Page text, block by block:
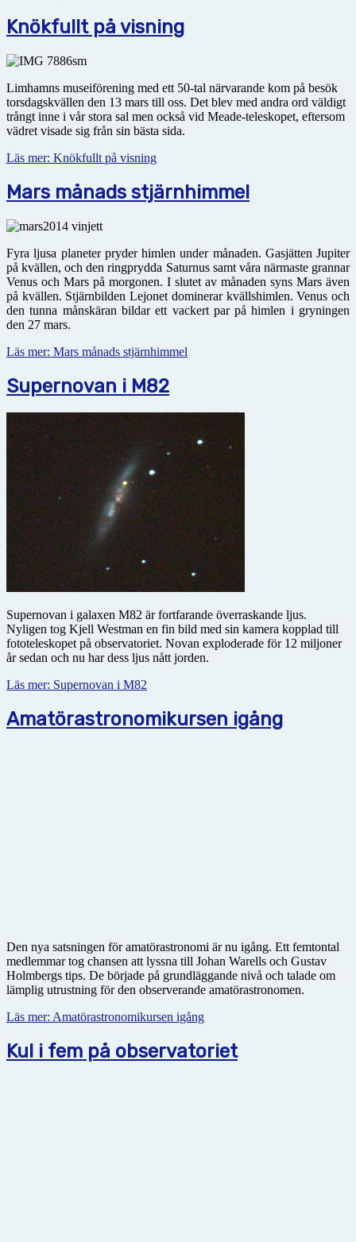
Knökfullt på visning
Limhamns museiförening med ett 50-tal närvarande kom på besök
torsdagskvällen den 13 mars till oss. Det blev med andra ord väldigt
trångt inne i vår stora sal men också vid Meade-teleskopet, eftersom
vädret visade sig från sin bästa sida.
Läs mer: Knökfullt på visning
Mars månads stjärnhimmel
Fyra ljusa planeter pryder himlen under månaden. Gasjätten Jupiter
på kvällen, och den ringprydda Saturnus samt våra närmaste grannar
Venus och Mars på morgonen. I slutet av månaden syns Mars även
på kvällen. Stjärnbilden Lejonet dominerar kvällshimlen. Venus och
den tunna månskäran bildar ett vackert par på himlen i gryningen
den 27 mars.
Läs mer: Mars månads stjärnhimmel
Supernovan i M82
Supernovan i galaxen M82 är fortfarande överraskande ljus.
Nyligen tog Kjell Westman en fin bild med sin kamera kopplad till
fototeleskopet på observatoriet. Novan exploderade för 12 miljoner
år sedan och nu har dess ljus nått jorden.
Läs mer: Supernovan i M82
Amatörastronomikursen igång
Den nya satsningen för amatörastronomi är nu igång. Ett femtontal
medlemmar tog chansen att lyssna till Johan Warells och Gustav
Holmbergs tips. De började på grundläggande nivå och talade om
lämplig utrustning för den observerande amatörastronomen.
Läs mer: Amatörastronomikursen igång
Kul i fem på observatoriet